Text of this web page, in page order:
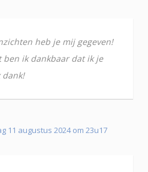
heb je mij gegeven!
ben ik dankbaar dat ik je
dank!
11 augustus 2024 om 23u17